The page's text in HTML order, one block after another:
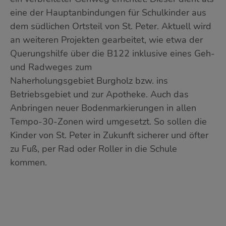
eine der Hauptanbindungen für Schulkinder aus
dem südlichen Ortsteil von St. Peter. Aktuell wird
an weiteren Projekten gearbeitet, wie etwa der
Querungshilfe über die B122 inklusive eines Geh-
und Radweges zum
Naherholungsgebiet Burgholz bzw. ins
Betriebsgebiet und zur Apotheke. Auch das
Anbringen neuer Bodenmarkierungen in allen
Tempo-30-Zonen wird umgesetzt. So sollen die
Kinder von St. Peter in Zukunft sicherer und öfter
zu Fuß, per Rad oder Roller in die Schule
kommen.